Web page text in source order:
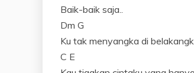
Baik-baik saja..
Dm G
Ku tak menyangka di
C E